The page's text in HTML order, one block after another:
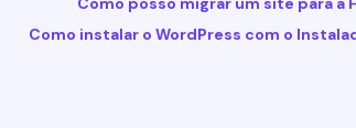
Como instalar o WordPress com o